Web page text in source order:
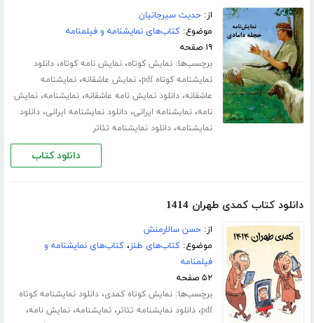
از:حدیث سیرجانیان
موضوع:کتاب‌های نمایشنامه و فیلمنامه
۱۹ صفحه
برچسب‌ها:نمایش کوتاه،نمایش نامه کوتاه،دانلود
نمایشنامه کوتاه pdf
،نمایش عاشقانه،نمایشنامه
عاشقانه،دانلود نمایش نامه عاشقانه،نمایشنامه،نمایش
نامه،نمایشنامه ایرانی،دانلود نمایشنامه ایرانی،دانلود
نمایشنامه،دانلود نمایشنامه تئاتر
دانلود کتاب
دانلود کتاب کمدی طهران 1414
از:حسن سالارمنش
موضوع:کتاب‌های طنز،کتاب‌های نمایشنامه و
فیلمنامه
۵۲ صفحه
برچسب‌ها:نمایش کوتاه کمدی،دانلود نمایشنامه کوتاه
pdf،دانلود نمایشنامه تئاتر،نمایشنامه،نمایش نامه،